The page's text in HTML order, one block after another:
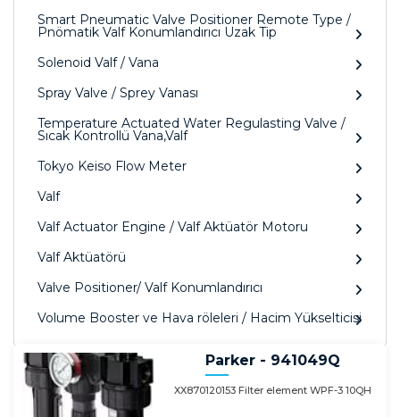
Smart Pneumatic Valve Positioner Remote Type /
Pnömatik Valf Konumlandırıcı Uzak Tip
Solenoid Valf / Vana
Spray Valve / Sprey Vanası
Temperature Actuated Water Regulasting Valve /
Sıcak Kontrollü Vana,Valf
Tokyo Keiso Flow Meter
Valf
Valf Actuator Engine / Valf Aktüatör Motoru
Valf Aktüatörü
Valve Positioner/ Valf Konumlandırıcı
Volume Booster ve Hava röleleri / Hacim Yükselticisi
Parker - 941049Q
XX870120153 Filter element WPF-3 10QH